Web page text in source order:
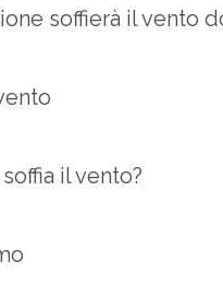
soffierà il vento
il vento?